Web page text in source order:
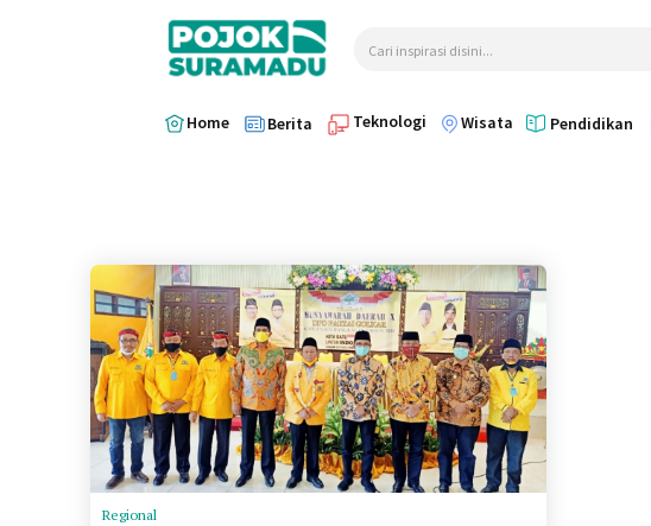
Cari inspirasi disini...
Home Berita Teknologi Wisata Pendidikan
Regional